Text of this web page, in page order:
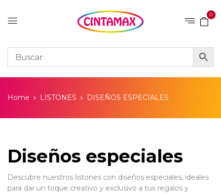
0
Home LISTONES DISEÑOS ESPECIALES
Diseños especiales
Descubre nuestros listones con diseños especiales, ideales
para dar un toque creativo y exclusivo a tus regalos y